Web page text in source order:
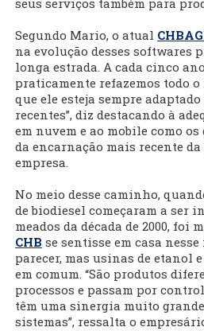
seus serviços também para
Segundo Mario, o atual
na evolução desses softwares
longa estrada. A cada cinco
praticamente refazemos todo
que ele esteja sempre
recentes”, diz destacando à
em nuvem e ao mobile como
da encarnação mais recente
empresa.
No meio desse caminho,
de biodiesel começaram a ser
meados da década de 2000, foi
CHB se sentisse em casa
parecer, mas usinas de etanol
em comum. “São produtos
processos e passam por
têm uma sinergia muito
sistemas”, ressalta o